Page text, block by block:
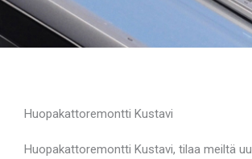
Huopakattoremontti Kustavi
Huopakattoremontti Kustavi, tilaa meiltä